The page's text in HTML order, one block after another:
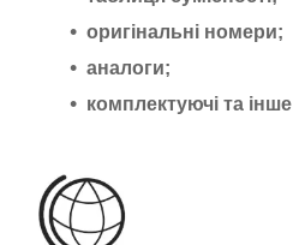
оригінальні номери;
аналоги;
комплектуючі та інше